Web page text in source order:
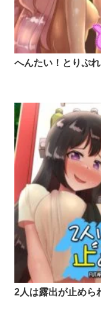
へんたい！とりぷ
2人は露出が止めら